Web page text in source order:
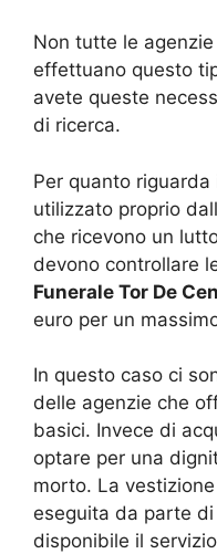
Non tutte le
effettuano questo
avete queste
di ricerca.
Per quanto
utilizzato proprio
che ricevono un
devono controllare
Funerale Tor De
euro per un
In questo caso ci
delle agenzie che
basici. Invece di
optare per una
morto. La
eseguita da parte
disponibile il